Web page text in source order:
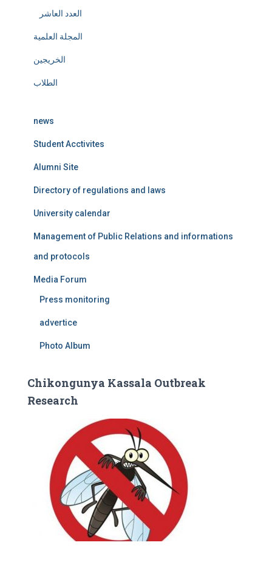
العدد العاشر
المجلة العلمية
الخريجين
الطلاب
news
Student Acctivites
Alumni Site
Directory of regulations and laws
University calendar
Management of Public Relations and informations
and protocols
Media Forum
Press monitoring
advertice
Photo Album
Chikongunya Kassala Outbreak
Research